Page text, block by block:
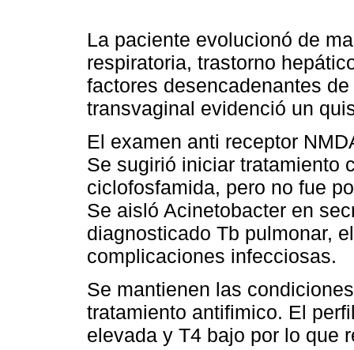
La paciente evolucionó de
respiratoria, trastorno
factores desencadenantes
transvaginal evidenció un
El examen anti receptor
Se sugirió iniciar tratamiento
ciclofosfamida, pero no fue
Se aisló Acinetobacter en
diagnosticado Tb pulmonar,
complicaciones infecciosas.
Se mantienen las
tratamiento antifimico. El
elevada y T4 bajo por lo que